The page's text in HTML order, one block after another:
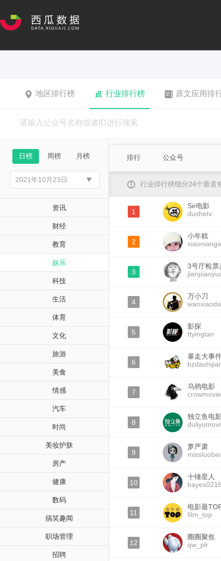
地区排行榜 行业排行榜 原文应用排
日榜 周榜 月榜
资讯
财经
教育
娱乐
科技
生活
体育
文化
旅游
美食
情感
汽车
时尚
美妆护肤
房产
健康
数码
搞笑趣闻
职场管理
招聘
排行 公众号
行业排行榜细分24个垂直
1
Sir电影
dushetv
2
小年糕
3
3号厅检票
4
万小刀
5
影探
ttyingtan
6
暴走大事
7
乌鸦电影
crowmovie
8
独立鱼电
9
萝严肃
10
十锤星人
11
电影最
film_top
12
圈圈聚焦
qw_plr